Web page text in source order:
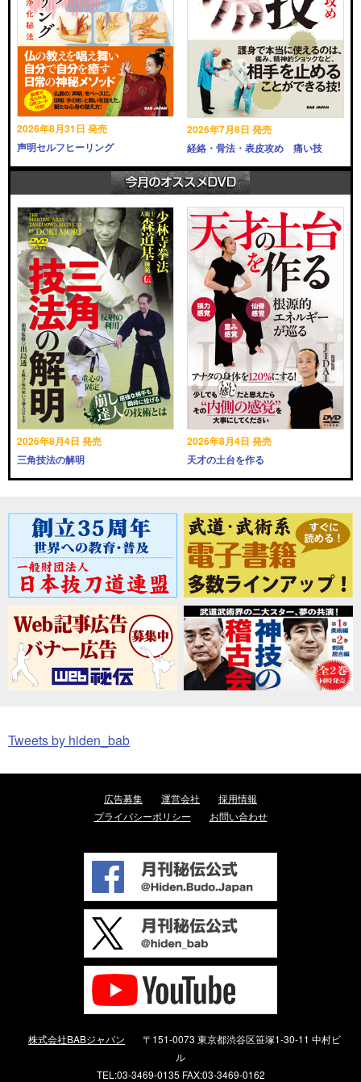
2026年8月31日 発売
声明セルフヒーリング
2026年7月8日 発売
経絡・骨法・表皮攻め 痛い技
2026年8月4日 発売
三角技法の解明
2026年8月4日 発売
天才の土台を作る
Tweets by hiden_bab
広告募集 運営会社
採用情報
プライバシーポリシー
お問い合わせ
株式会社BABジャパン
〒151-0073 東京都渋谷区笹塚1-30-11 中村ビ
ル
TEL:03-3469-0135 FAX:03-3469-0162